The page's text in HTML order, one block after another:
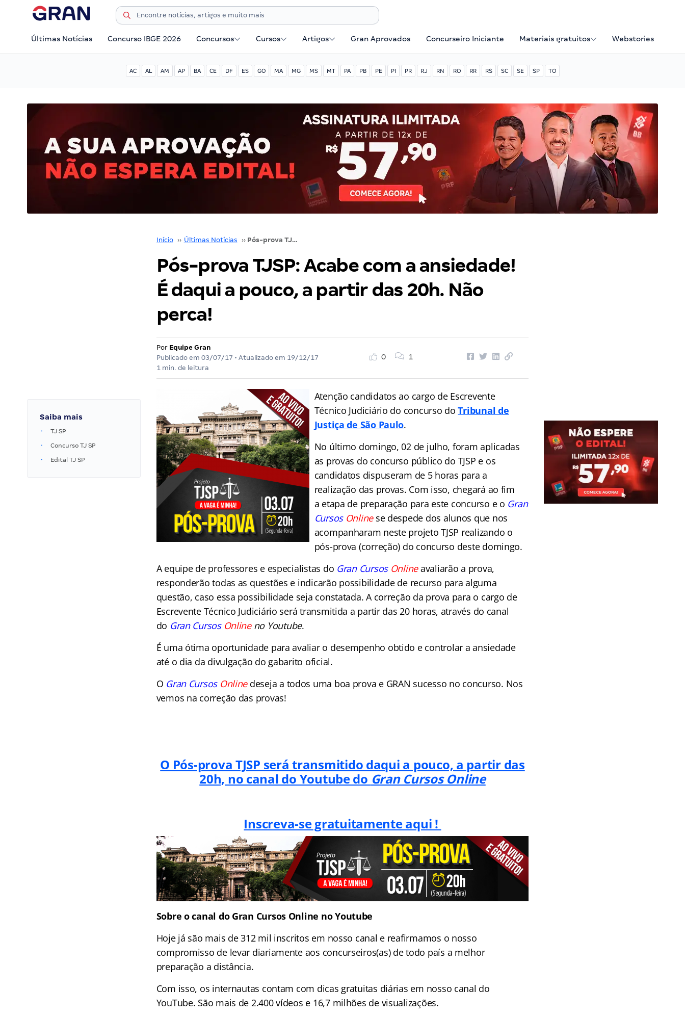
Últimas Notícias Concurso IBGE 2026 Concursos Cursos Artigos Gran Aprovados Concurseiro Iniciante Materiais gratuitos Webstories
AC AL AM AP BA CE DF ES GO MA MG MS MT PA PB PE PI PR RJ RN RO RR RS SC SE SP TO
Início ›› Últimas Notícias ›› Pós-prova TJSP: Acabe com a ansiedade! É daqui a pouco, a partir das 20h. Não perca!
Pós-prova TJSP: Acabe com a ansiedade!
É daqui a pouco, a partir das 20h. Não
perca!
Por Equipe Gran
Publicado em 03/07/17 • Atualizado em 19/12/17
1 min. de leitura
0 1
Saiba mais
TJ SP
Concurso TJ SP
Edital TJ SP
Atenção candidatos ao cargo de Escrevente
Técnico Judiciário do concurso doTribunal de
Justiça de São Paulo.
No último domingo, 02 de julho, foram aplicadas
as provas do concurso público do TJSP e os
candidatos dispuseram de 5 horas para a
realização das provas. Com isso, chegará ao fim
a etapa de preparação para este concurso e o Gran
Cursos Onlinese despede dos alunos que nos
acompanharam neste projeto TJSP realizando o
pós-prova (correção) do concurso deste domingo.
A equipe de professores e especialistas do Gran Cursos Onlineavaliarão a prova,
responderão todas as questões e indicarão possibilidade de recurso para alguma
questão, caso essa possibilidade seja constatada. A correção da prova para o cargo de
Escrevente Técnico Judiciário será transmitida a partir das 20 horas, através do canal
do Gran Cursos Onlineno Youtube.
É uma ótima oportunidade para avaliar o desempenho obtido e controlar a ansiedade
até o dia da divulgação do gabarito oficial.
O Gran Cursos Online deseja a todos uma boa prova e GRAN sucesso no concurso. Nos
vemos na correção das provas!
O Pós-prova TJSP será transmitido daqui a pouco, a partir das
20h, no canal do Youtube do Gran Cursos Online
Inscreva-se gratuitamente aqui !
Sobre o canal do Gran Cursos Online no Youtube
Hoje já são mais de 312 mil inscritos em nosso canal e reafirmamos o nosso
compromisso de levar diariamente aos concurseiros(as) de todo país a melhor
preparação a distância.
Com isso, os internautas contam com dicas gratuitas diárias em nosso canal do
YouTube. São mais de 2.400 vídeos e 16,7 milhões de visualizações.